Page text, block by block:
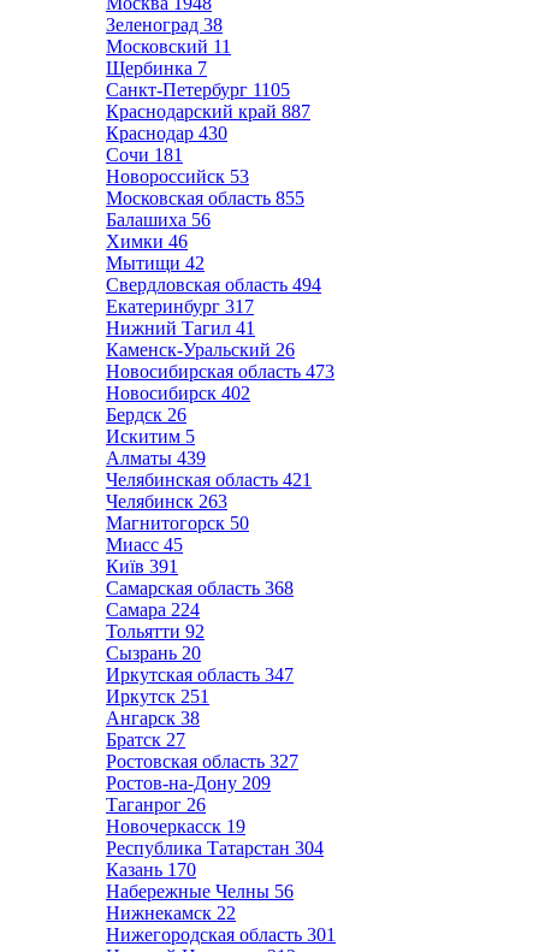
Зеленоград 38
Московский 11
Щербинка 7
Санкт-Петербург 1105
Краснодарский край 887
Краснодар 430
Сочи 181
Новороссийск 53
Московская область 855
Балашиха 56
Химки 46
Мытищи 42
Свердловская область 494
Екатеринбург 317
Нижний Тагил 41
Каменск-Уральский 26
Новосибирская область 473
Новосибирск 402
Бердск 26
Искитим 5
Алматы 439
Челябинская область 421
Челябинск 263
Магнитогорск 50
Миасс 45
Київ 391
Самарская область 368
Самара 224
Тольятти 92
Сызрань 20
Иркутская область 347
Иркутск 251
Ангарск 38
Братск 27
Ростовская область 327
Ростов-на-Дону 209
Таганрог 26
Новочеркасск 19
Республика Татарстан 304
Казань 170
Набережные Челны 56
Нижнекамск 22
Нижегородская область 301